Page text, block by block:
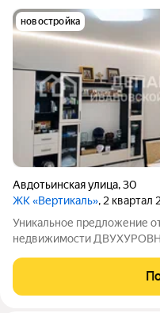
новостройка
Авдотьинская улица,30
ЖК «Вертикаль», 2 квартал
Уникальное предложение
недвижимости ДВУХУРОВНЕВАЯ квартира в м. Авдотьино с
вместе с лоджией
площадью 88,5 кв.м.